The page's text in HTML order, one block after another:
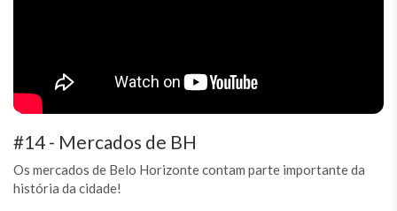
#14 - Mercados de BH
Os mercados de Belo Horizonte contam parte importante da
história da cidade!